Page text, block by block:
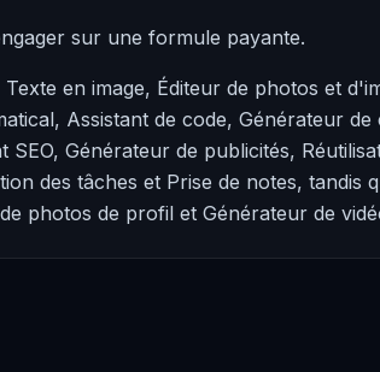
sur une formule payante.
en image, Éditeur de photos et
Assistant de code, Générateur de
Générateur de publicités,
des tâches et Prise de notes, tandis
photos de profil et Générateur de